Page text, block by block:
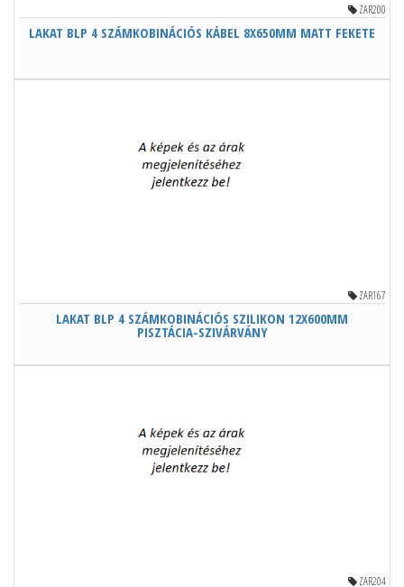
ZAR200
LAKAT BLP 4 SZÁMKOBINÁCIÓS KÁBEL 8X650MM MATT FEKETE
ZAR167
LAKAT BLP 4 SZÁMKOBINÁCIÓS SZILIKON 12X600MM
PISZTÁCIA-SZIVÁRVÁNY
ZAR204